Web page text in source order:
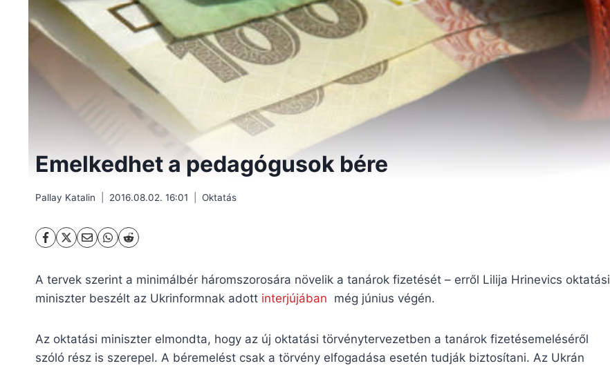
Emelkedhet a pedagógusok bére
Pallay Katalin 2016.08.02. 16:01 Oktatás
A tervek szerint a minimálbér háromszorosára növelik a tanárok fizetését – erről Lilija Hrinevics oktatási
miniszter beszélt az Ukrinformnak adott interjújában még június végén.
Az oktatási miniszter elmondta, hogy az új oktatási törvénytervezetben a tanárok fizetésemeléséről
szóló rész is szerepel. A béremelést csak a törvény elfogadása esetén tudják biztosítani. Az Ukrán